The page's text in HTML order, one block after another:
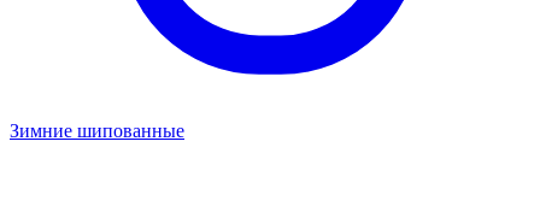
Зимние шипованные